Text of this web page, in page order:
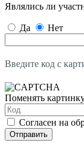
Являлись ли
Да Нет
Введите код с
Поменять
Согласен на
Отправить